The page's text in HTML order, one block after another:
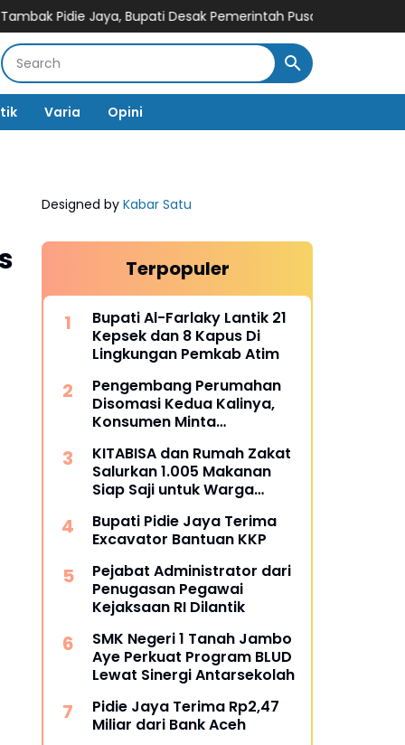
Jaya, Bupati Desak Pemerintah Pusat Bergerak Cepat
Varia Opini
Designed by Kabar Satu
Terpopuler
Bupati Al-Farlaky Lantik 21
Kepsek dan 8 Kapus Di
Lingkungan Pemkab Atim
Pengembang Perumahan
Disomasi Kedua Kalinya,
Konsumen Minta
Juta
KITABISA dan Rumah Zakat
Salurkan 1.005 Makanan
Siap Saji untuk Warga
Bupati Pidie Jaya Terima
Excavator Bantuan KKP
Pejabat Administrator dari
Penugasan Pegawai
Kejaksaan RI Dilantik
SMK Negeri 1 Tanah Jambo
Aye Perkuat Program BLUD
Lewat Sinergi Antarsekolah
Pidie Jaya Terima Rp2,47
Miliar dari Bank Aceh